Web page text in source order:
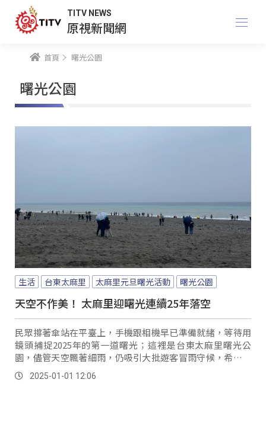
TITV NEWS
原視新聞網
首頁 曙光公園
曙光公園
生活 台東太麻里 太麻里元旦曙光活動 曙光公園
天空不作美！ 太麻里迎曙光連續25年落空
民眾撐著傘站在平臺上，手機跟相機早已準備就緒，等待用
鏡頭捕捉2025年的第一道曙光；這裡是台東太麻里曙光公
園，儘管天空飄著細雨，仍吸引大批遊客冒雨守候，希望見
證新年的象徵性一刻。
2025-01-01 12:06